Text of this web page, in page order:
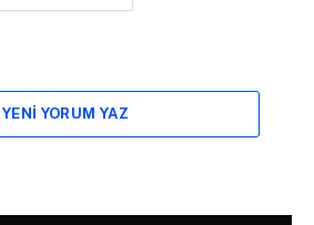
YENI YORUM YAZ